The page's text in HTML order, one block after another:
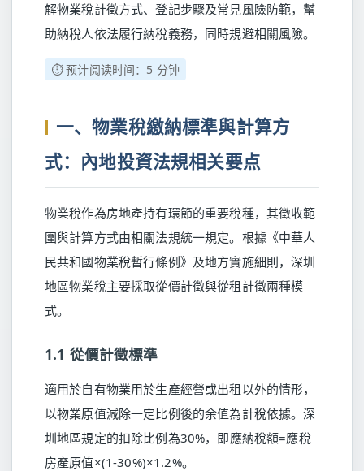
解物業稅計徵方式、登記步驟及常見風險防範，幫
助納稅人依法履行納稅義務，同時規避相關風險。
⏱️ 预计阅读时间：5 分钟
一、物業稅繳納標準與計算方
式：內地投資法規相关要点
物業稅作為房地產持有環節的重要稅種，其徵收範
圍與計算方式由相關法規統一規定。根據《中華人
民共和國物業稅暫行條例》及地方實施細則，深圳
地區物業稅主要採取從價計徵與從租計徵兩種模
式。
1.1 從價計徵標準
適用於自有物業用於生產經營或出租以外的情形，
以物業原值減除一定比例後的余值為計稅依據。深
圳地區規定的扣除比例為30%，即應納稅額=應稅
房產原值×(1-30%)×1.2%。